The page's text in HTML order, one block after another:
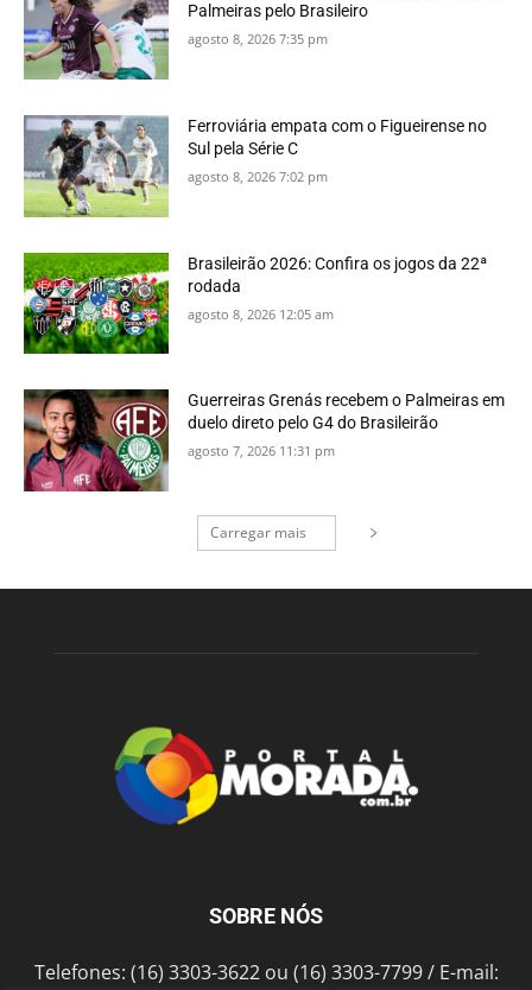
Palmeiras pelo Brasileiro
agosto 8, 2026 7:35 pm
Ferroviária empata com o Figueirense no
Sul pela Série C
agosto 8, 2026 7:02 pm
Brasileirão 2026: Confira os jogos da 22ª
rodada
agosto 8, 2026 12:05 am
Guerreiras Grenás recebem o Palmeiras em
duelo direto pelo G4 do Brasileirão
agosto 7, 2026 11:31 pm
Carregar mais
SOBRE NÓS
Telefones: (16) 3303-3622 ou (16) 3303-7799 / E-mail: